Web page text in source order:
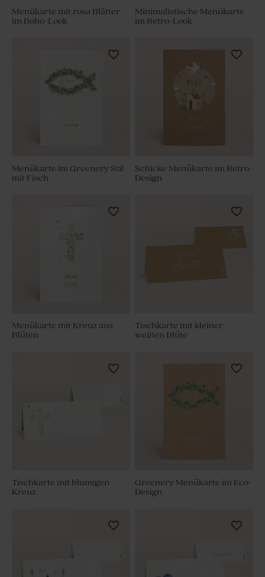
Menükarte mit rosa Blätter
im Boho-Look
Minimalistische Menükarte
im Retro-Look
Menükarte im Greenery Stil
mit Fisch
Schicke Menükarte im Retro-
Design
Menükarte mit Kreuz aus
Blüten
Tischkarte mit kleiner
weißen Blüte
Tischkarte mit blumigen
Kreuz
Greenery Menükarte im Eco-
Design